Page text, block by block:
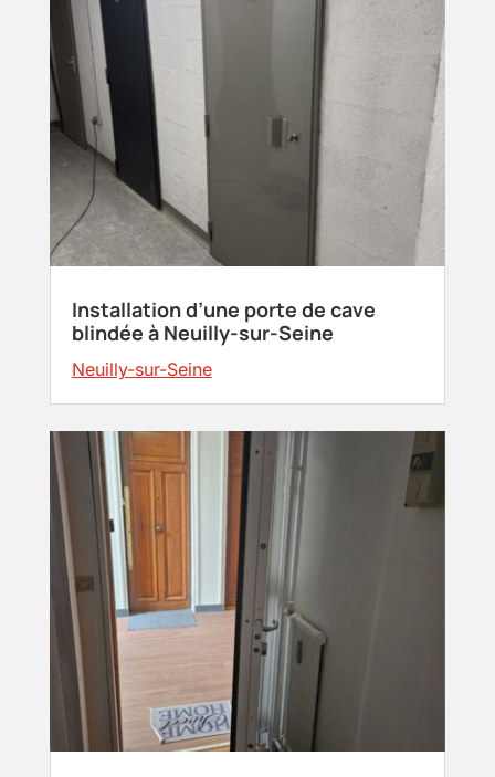
Installation d’une porte de cave
blindée à Neuilly-sur-Seine
Neuilly-sur-Seine